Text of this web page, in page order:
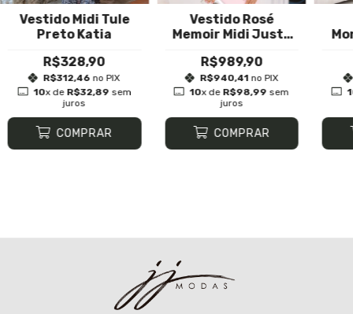
Vestido Midi Tule
Preto Katia
R$328,90
R$312,46 no PIX
10x de R$32,89 sem
juros
COMPRAR
Vestido Rosé
Memoir Midi Justo
Candy com Bordado
Manual
R$989,90
R$940,41 no PIX
10x de R$98,99 sem
juros
COMPRAR